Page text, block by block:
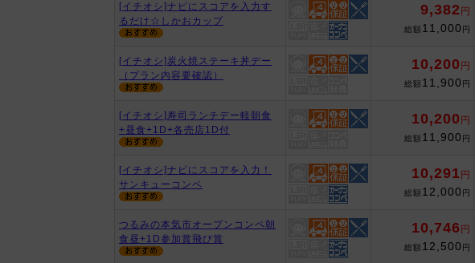
[イチオシ]ナビにスコアを入力す
るだけ☆しかおカップ
9,382 円
総額 11,000 円
[イチオシ]炭火焼ステーキ丼デー
（プラン内容要確認）
10,200 円
総額 11,900 円
[イチオシ]寿司ランチデー軽朝食
+昼食+1D+各売店1D付
10,200 円
総額 11,900 円
[イチオシ]ナビにスコアを入力！
サンキューコンペ
10,291 円
総額 12,000 円
つるみの本気市オープンコンペ朝
食昼+1D参加賞飛び賞
10,746 円
総額 12,500 円